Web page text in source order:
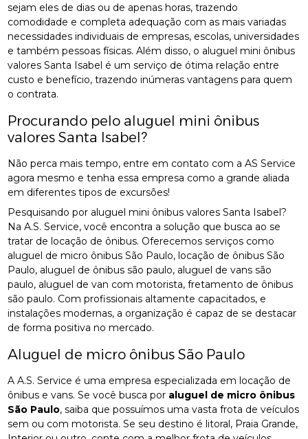
sejam eles de dias ou de apenas horas, trazendo
comodidade e completa adequação com as mais variadas
necessidades individuais de empresas, escolas, universidades
e também pessoas físicas. Além disso, o aluguel mini ônibus
valores Santa Isabel é um serviço de ótima relação entre
custo e benefício, trazendo inúmeras vantagens para quem
o contrata.
Procurando pelo aluguel mini ônibus
valores Santa Isabel?
Não perca mais tempo, entre em contato com a AS Service
agora mesmo e tenha essa empresa como a grande aliada
em diferentes tipos de excursões!
Pesquisando por aluguel mini ônibus valores Santa Isabel?
Na A.S. Service, você encontra a solução que busca ao se
tratar de locação de ônibus. Oferecemos serviços como
aluguel de micro ônibus São Paulo, locação de ônibus São
Paulo, aluguel de ônibus são paulo, aluguel de vans são
paulo, aluguel de van com motorista, fretamento de ônibus
são paulo. Com profissionais altamente capacitados, e
instalações modernas, a organização é capaz de se destacar
de forma positiva no mercado.
Aluguel de micro ônibus São Paulo
A A.S. Service é uma empresa especializada em locação de
ônibus e vans. Se você busca por aluguel de micro ônibus
São Paulo, saiba que possuímos uma vasta frota de veículos
sem ou com motorista. Se seu destino é litoral, Praia Grande,